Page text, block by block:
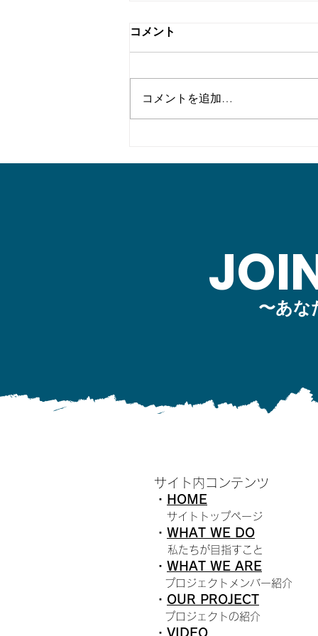
コメント
コメントを追加…
〜あな
サイト内コンテンツ
・ HOME
サイトトップページ
・ WHAT WE DO
私たちが目指すこと
・ WHAT WE ARE
プロジェクトメンバー紹介
・ OUR PROJECT
プロジェクトの紹介
・ VIDEO